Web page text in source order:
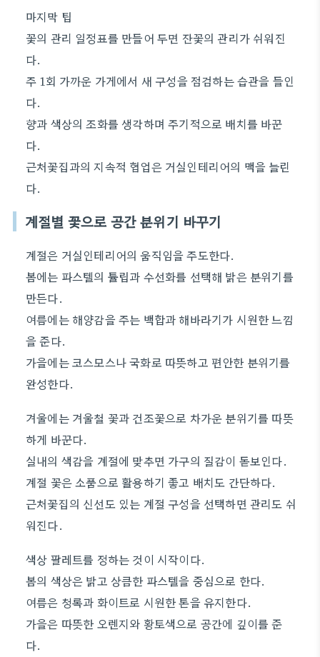
마지막 팁
꽃의 관리 일정표를 만들어 두면 잔꽃의 관리가 쉬워진
다.
주 1회 가까운 가게에서 새 구성을 점검하는 습관을 들인
다.
향과 색상의 조화를 생각하며 주기적으로 배치를 바꾼
다.
근처꽃집과의 지속적 협업은 거실인테리어의 맥을 늘린
다.
계절별 꽃으로 공간 분위기 바꾸기
계절은 거실인테리어의 움직임을 주도한다.
봄에는 파스텔의 튤립과 수선화를 선택해 밝은 분위기를
만든다.
여름에는 해양감을 주는 백합과 해바라기가 시원한 느낌
을 준다.
가을에는 코스모스나 국화로 따뜻하고 편안한 분위기를
완성한다.
겨울에는 겨울철 꽃과 건조꽃으로 차가운 분위기를 따뜻
하게 바꾼다.
실내의 색감을 계절에 맞추면 가구의 질감이 돋보인다.
계절 꽃은 소품으로 활용하기 좋고 배치도 간단하다.
근처꽃집의 신선도 있는 계절 구성을 선택하면 관리도 쉬
워진다.
색상 팔레트를 정하는 것이 시작이다.
봄의 색상은 밝고 상큼한 파스텔을 중심으로 한다.
여름은 청록과 화이트로 시원한 톤을 유지한다.
가을은 따뜻한 오렌지와 황토색으로 공간에 깊이를 준
다.